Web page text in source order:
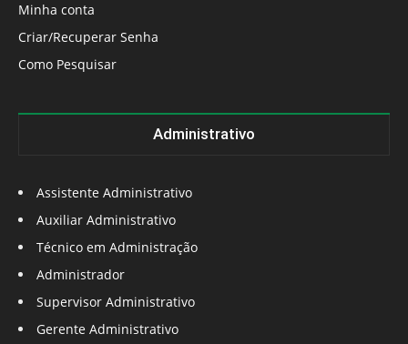
Minha conta
Criar/Recuperar Senha
Como Pesquisar
Administrativo
Assistente Administrativo
Auxiliar Administrativo
Técnico em Administração
Administrador
Supervisor Administrativo
Gerente Administrativo